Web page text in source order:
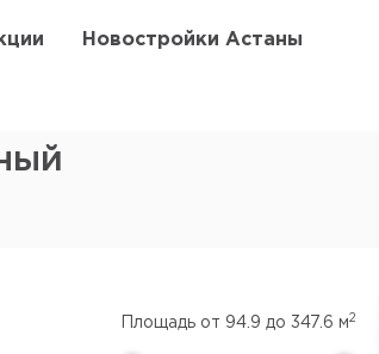
Новостройки Астаны
Площадь от 94.9 до 347.6 м2